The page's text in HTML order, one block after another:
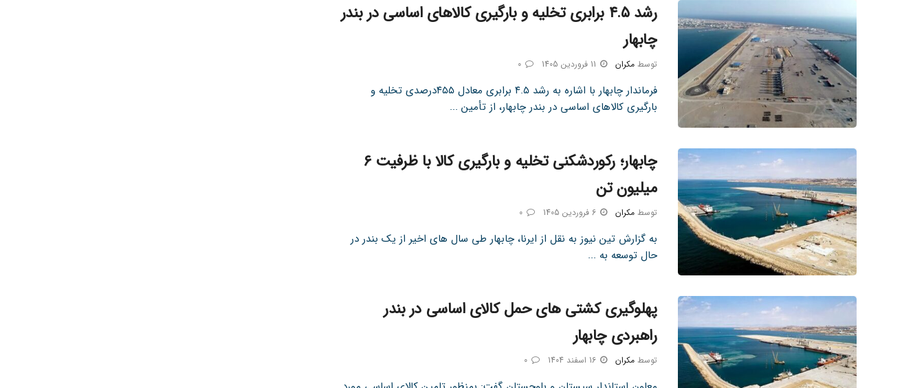
رشد ۴.۵ برابری تخلیه و بارگیری کالاهای اساسی در بندر
چابهار
توسط مکران 0
فرماندار چابهار با اشاره به رشد ۴.۵ برابری معادل ۴۵۵درصدی تخلیه و
بارگیری کالاهای اساسی در بندر چابهار، از تأمین ...
چابهار؛ رکوردشکنی تخلیه و بارگیری کالا با ظرفیت ۶
میلیون تن
توسط مکران 6 فروردین 1405 0
به گزارش تین نیوز به نقل از ایرنا، چابهار طی سال های اخیر از یک بندر در
حال توسعه به ...
پهلوگیری کشتی‌ های حمل کالای اساسی در بندر
راهبردی چابهار
توسط مکران 16 اسفند 1404 0